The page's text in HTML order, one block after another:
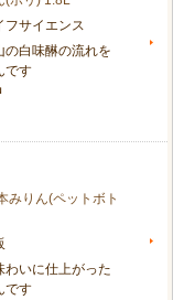
フサイエンス
の白味醂の流れを
です
みりん(ペットボト
わいに仕上がった
です